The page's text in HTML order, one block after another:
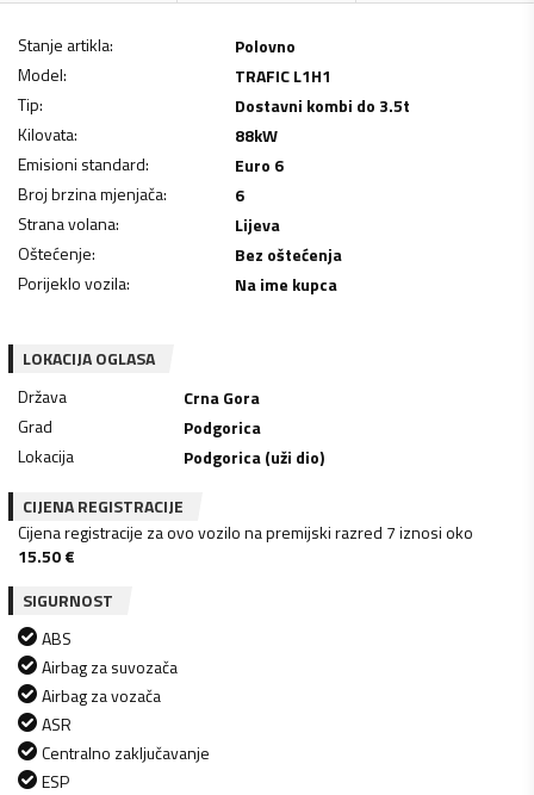
Stanje artikla:
Polovno
Model:
TRAFIC L1H1
Tip:
Dostavni kombi do 3.5t
Kilovata: 88kW
Emisioni standard:
Euro 6
Broj brzina mjenjača:
6
Strana volana:
Lijeva
Oštećenje:
Bez oštećenja
Porijeklo vozila: Na ime kupca
LOKACIJA OGLASA
Država
Crna Gora
Grad
Podgorica
Lokacija
Podgorica (uži dio)
CIJENA REGISTRACIJE
Cijena registracije za ovo vozilo na premijski razred 7 iznosi oko
15.50€
SIGURNOST
ABS
Airbag za suvozača
Airbag za vozača
ASR
Centralno zaključavanje
ESP